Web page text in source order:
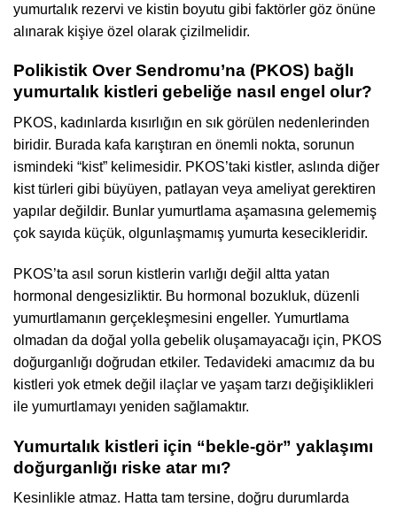
yumurtalık rezervi ve kistin boyutu gibi faktörler göz önüne
alınarak kişiye özel olarak çizilmelidir.
Polikistik Over Sendromu’na (PKOS) bağlı
yumurtalık kistleri gebeliğe nasıl engel olur?
PKOS, kadınlarda kısırlığın en sık görülen nedenlerinden
biridir. Burada kafa karıştıran en önemli nokta, sorunun
ismindeki “kist” kelimesidir. PKOS’taki kistler, aslında diğer
kist türleri gibi büyüyen, patlayan veya ameliyat gerektiren
yapılar değildir. Bunlar yumurtlama aşamasına gelememiş
çok sayıda küçük, olgunlaşmamış yumurta kesecikleridir.
PKOS’ta asıl sorun kistlerin varlığı değil altta yatan
hormonal dengesizliktir. Bu hormonal bozukluk, düzenli
yumurtlamanın gerçekleşmesini engeller. Yumurtlama
olmadan da doğal yolla gebelik oluşamayacağı için, PKOS
doğurganlığı doğrudan etkiler. Tedavideki amacımız da bu
kistleri yok etmek değil ilaçlar ve yaşam tarzı değişiklikleri
ile yumurtlamayı yeniden sağlamaktır.
Yumurtalık kistleri için “bekle-gör” yaklaşımı
doğurganlığı riske atar mı?
Kesinlikle atmaz. Hatta tam tersine, doğru durumlarda